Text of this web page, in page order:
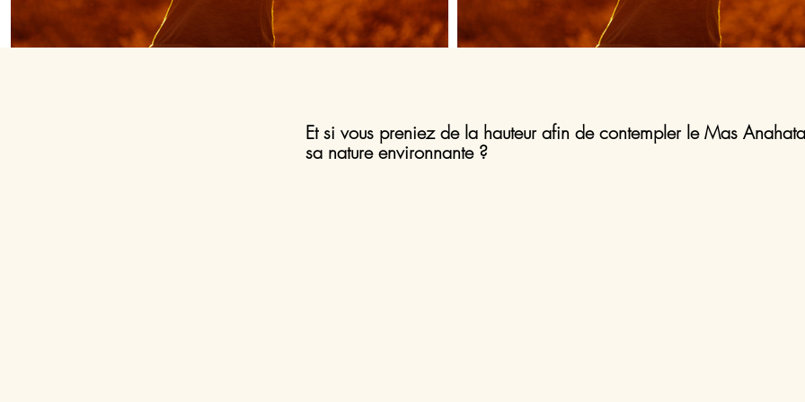
Et si vous preniez de la hauteur afin de contempler le Mas
sa nature environnante ?